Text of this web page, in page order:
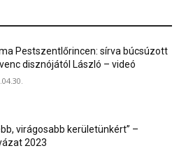
Pestszentlőrincen: sírva búcsúzott
disznójától László – videó
virágosabb kerületünkért” –
2023